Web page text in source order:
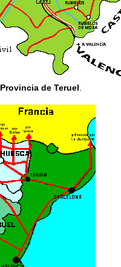
Provincia de Teruel